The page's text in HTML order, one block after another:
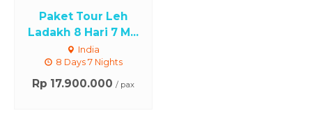
Paket Tour Leh
Ladakh 8 Hari 7 M...
India
8 Days 7 Nights
Rp 17.900.000 / pax